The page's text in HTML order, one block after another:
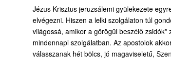
Jézus Krisztus jeruzsálemi gyülekezete
elvégezni. Hiszen a lelki szolgálaton túl
világossá, amikor a görögül beszélő
mindennapi szolgálatban. Az apostolok
válasszanak hét bölcs, jó magaviseletű,